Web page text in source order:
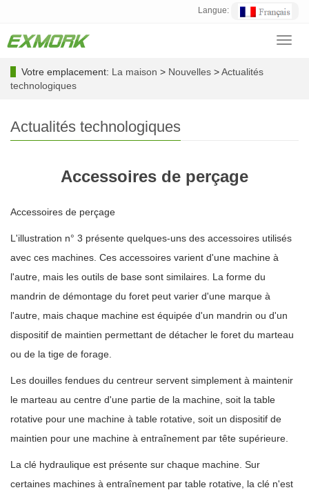
Langue:
Votre emplacement: La maison > Nouvelles >Actualités
technologiques
Actualités technologiques
Accessoires de perçage
Accessoires de perçage
L'illustration n° 3 présente quelques-uns des accessoires utilisés
avec ces machines. Ces accessoires varient d'une machine à
l'autre, mais les outils de base sont similaires. La forme du
mandrin de démontage du foret peut varier d'une marque à
l'autre, mais chaque machine est équipée d'un mandrin ou d'un
dispositif de maintien permettant de détacher le foret du marteau
ou de la tige de forage.
Les douilles fendues du centreur servent simplement à maintenir
le marteau au centre d'une partie de la machine, soit la table
rotative pour une machine à table rotative, soit un dispositif de
maintien pour une machine à entraînement par tête supérieure.
La clé hydraulique est présente sur chaque machine. Sur
certaines machines à entraînement par table rotative, la clé n'est